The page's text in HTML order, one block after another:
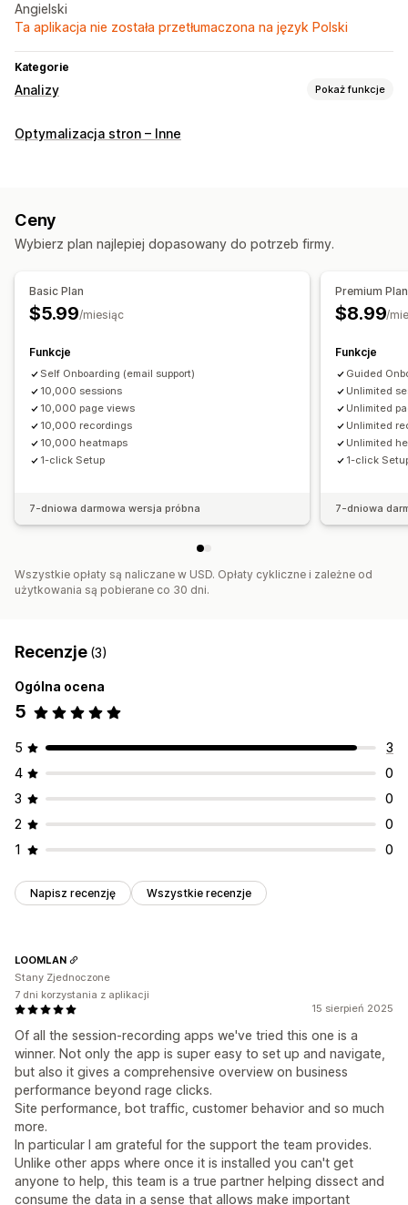
Angielski
Ta aplikacja nie została przetłumaczona na język Polski
Kategorie
Analizy Pokaż funkcje
Zachowanie klientów
Wyświetlenia strony
Analizy kohorty
Marketing i sprzedaż
Śledzenie za pomocą piksela
Mapy cieplne
Analizy pulpitu
Niestandardowe pulpity
Niestandardowe raporty
Optymalizacja stron – Inne
Ceny
Wybierz plan najlepiej dopasowany do potrzeb firmy.
Basic Plan
$5.99/miesiąc
Funkcje
Self Onboarding (email support)
10,000 sessions
10,000 page views
10,000 recordings
10,000 heatmaps
1-click Setup
7-dniowa darmowa wersja próbna
Premium Plan
$8.99/
Funkcje
Guided
Unlimited
Unlimited
Unlimited
Unlimited
1-click
7-dniowa
Wszystkie opłaty są naliczane w USD. Opłaty cykliczne i zależne od
użytkowania są pobierane co 30 dni.
Recenzje (3)
Ogólna ocena
5
5
3
4
0
3
0
2
0
1
0
Napisz recenzję Wszystkie recenzje
15 sierpień 2025
Of all the session-recording apps we've tried this one is a
winner. Not only the app is super easy to set up and navigate,
but also it gives a comprehensive overview on business
performance beyond rage clicks.
Site performance, bot traffic, customer behavior and so much
more.
In particular I am grateful for the support the team provides.
Unlike other apps where once it is installed you can't get
anyone to help, this team is a true partner helping dissect and
consume the data in a sense that allows make important
LOOMLAN
Stany Zjednoczone
7 dni korzystania z aplikacji